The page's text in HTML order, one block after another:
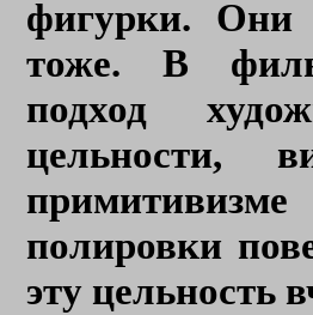
фигурки. Они
тоже. В
подход
цельности,
примитивизме
полировки
эту цельность